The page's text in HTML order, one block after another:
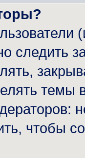
следить
темы
чтобы